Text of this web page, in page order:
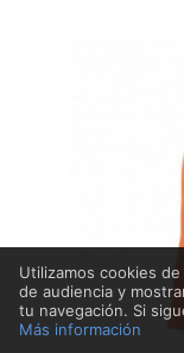
Utilizamos cookies
de audiencia y
tu navegación. Si
Más información